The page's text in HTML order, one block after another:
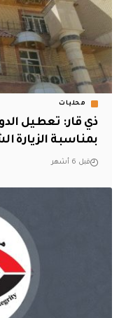
محليات
ذي قار: تعطيل
بمناسبة الزيارة
قبل 6 أشهر